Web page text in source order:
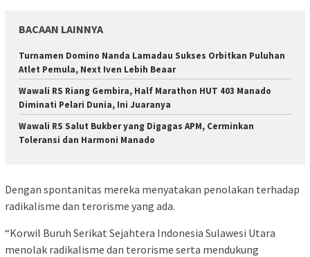
BACAAN LAINNYA
Turnamen Domino Nanda Lamadau Sukses Orbitkan Puluhan
Atlet Pemula, Next Iven Lebih Beaar
Wawali RS Riang Gembira, Half Marathon HUT 403 Manado
Diminati Pelari Dunia, Ini Juaranya
Wawali RS Salut Bukber yang Digagas APM, Cerminkan
Toleransi dan Harmoni Manado
Dengan spontanitas mereka menyatakan penolakan terhadap
radikalisme dan terorisme yang ada.
“Korwil Buruh Serikat Sejahtera Indonesia Sulawesi Utara
menolak radikalisme dan terorisme serta mendukung